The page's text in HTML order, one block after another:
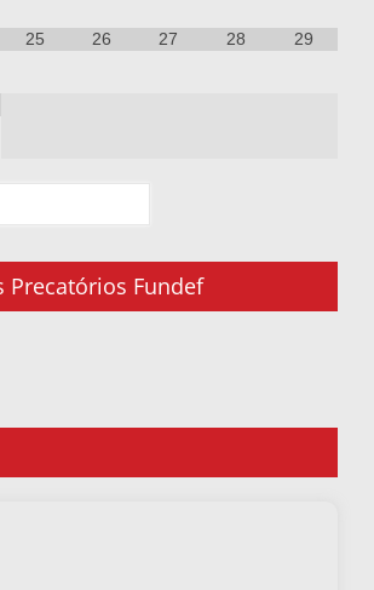
25 26 27 28 29
Precatórios Fundef